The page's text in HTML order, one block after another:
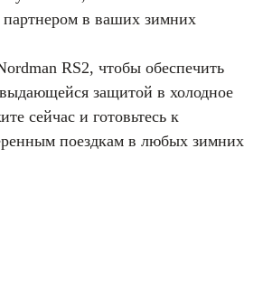
в ваших зимних
RS2, чтобы обеспечить
защитой в холодное
сейчас и готовьтесь к
поездкам в любых зимних